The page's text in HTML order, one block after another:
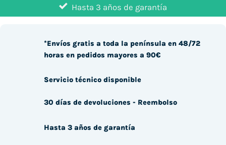
Hasta 3 años de garantía
*Envíos gratis a toda la península en 48/72
horas en pedidos mayores a 90€
Servicio técnico disponible
30 días de devoluciones - Reembolso
Hasta 3 años de garantía